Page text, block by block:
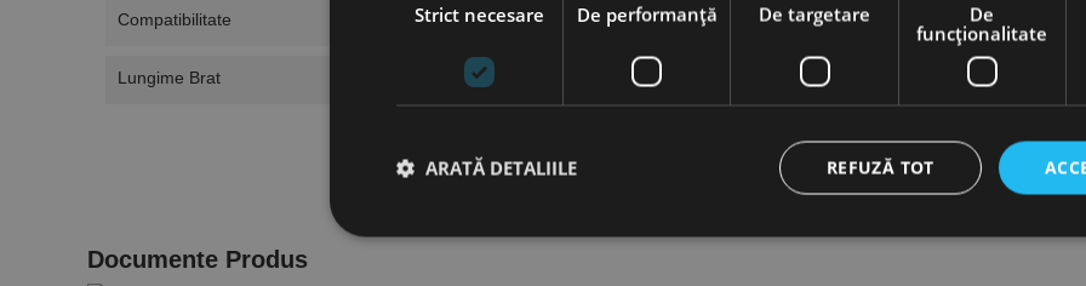
Compatibilitate MES 250-2-MES 600-2
Lungime Brat 750 Mm
Documente Produs
Strict necesare De performanță De targetare
De
funcţionalitate
REFUZĂ TOT
ARATĂ DETALIILE